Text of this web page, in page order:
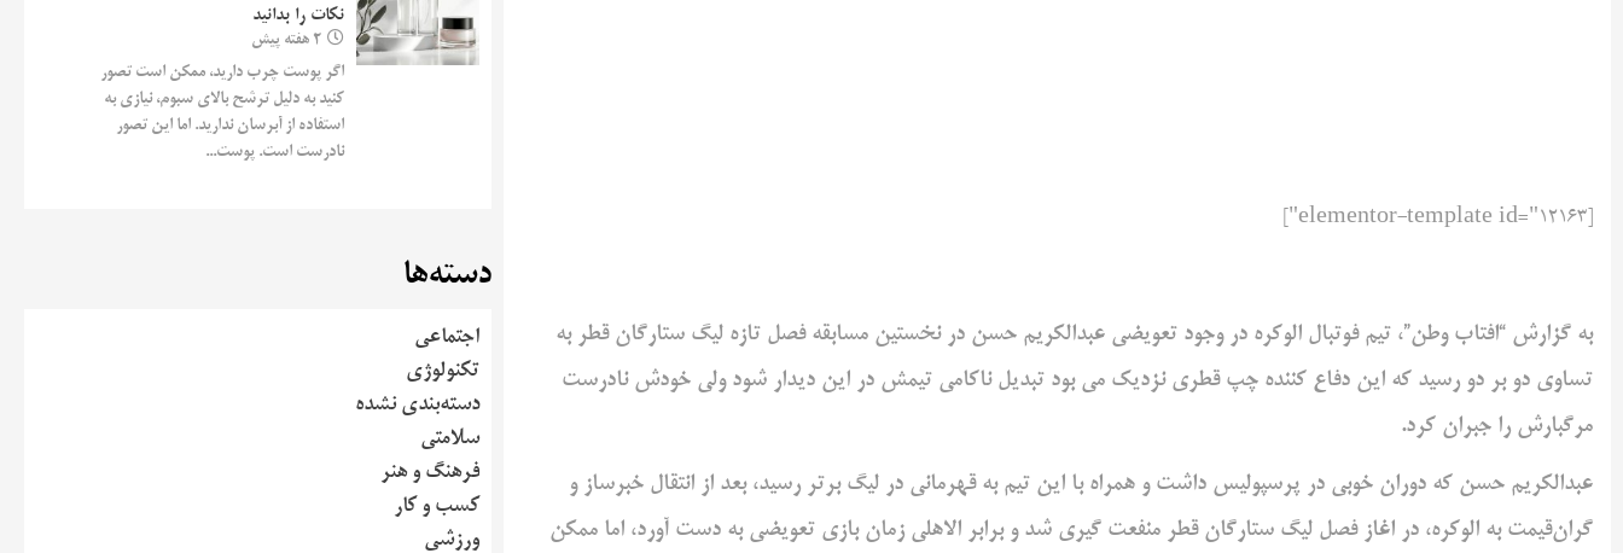
به گزارش “افتاب وطن”، تیم فوتبال الوکره در وجود تعویضی عبدالکریم حسن در نخستین مسابقه فصل تازه لیگ ستارگان قطر به
تساوی دو بر دو رسید که این دفاع کننده چپ قطری نزدیک می بود تبدیل ناکامی تیمش در این دیدار شود ولی خودش نادرست
مرگبارش را جبران کرد.
عبدالکریم حسن که دوران خوبی در پرسپولیس داشت و همراه با این تیم به قهرمانی در لیگ برتر رسید، بعد از انتقال خبرساز و
گران‌قیمت به الوکره، در اغاز فصل لیگ ستارگان قطر منفعت گیری شد و برابر الاهلی زمان بازی تعویضی به دست آورد، اما ممکن
نکات را بدانید
2 هفته پیش
اگر پوست چرب دارید، ممکن است تصور
کنید به دلیل ترشح بالای سبوم، نیازی به
استفاده از آبرسان ندارید. اما این تصور
نادرست است. پوست...
دسته‌ها
اجتماعی
تکنولوژی
دسته‌بندی نشده
سلامتی
فرهنگ و هنر
کسب و کار
ورزشی